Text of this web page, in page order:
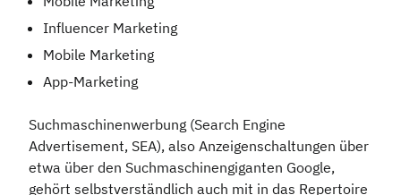
Influencer Marketing
Mobile Marketing
App-Marketing
Suchmaschinenwerbung (Search Engine
Advertisement, SEA), also Anzeigenschaltungen über
etwa über den Suchmaschinengiganten Google,
gehört selbstverständlich auch mit in das Repertoire